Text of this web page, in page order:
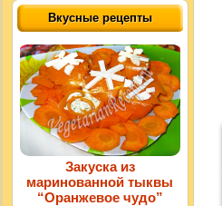
Вкусные рецепты
Закуска из
маринованной тыквы
“Оранжевое чудо”